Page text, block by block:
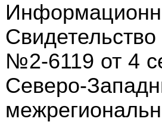
№2-6119 от 4
Северо-